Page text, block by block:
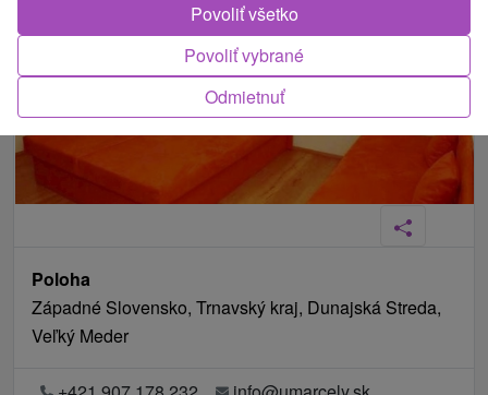
Poloha
Západné Slovensko, Trnavský kraj, Dunajská Streda,
Veľký Meder
Odmietnuť
Povoliť vybrané
Povoliť všetko